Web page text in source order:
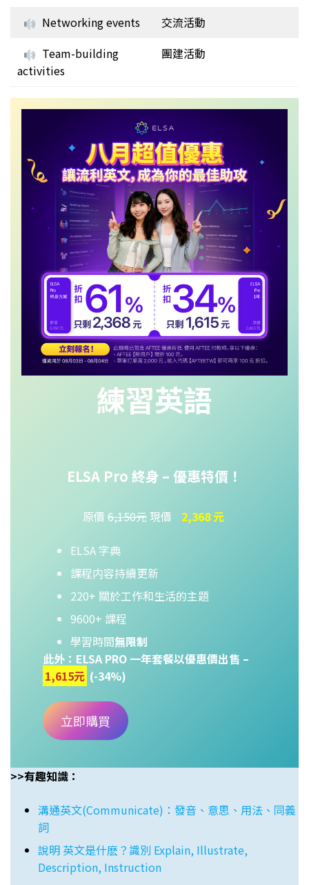
Networking events
交流活動
Team-building
activities
團建活動
練習英語
ELSA Pro 終身 – 優惠特價！
原價6,150元現價 2,368 元
ELSA 字典
課程内容持續更新
220+ 關於工作和生活的主題
9600+ 課程
學習時間無限制
此外：ELSA PRO 一年套餐以優惠價出售 –
1,615元 (-34%)
立即購買
>>有趣知識：
溝通英文(Communicate)：發音、意思、用法、同義
詞
說明 英文是什麽？識別 Explain, Illustrate,
Description, Instruction